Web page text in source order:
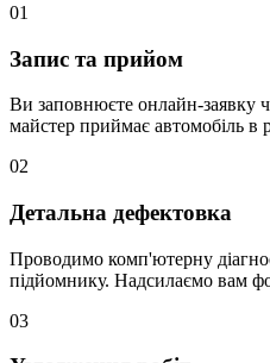
01
Запис та прийом
Ви заповнюєте онлайн-заявку
майстер приймає автомобіль в
02
Детальна дефектовка
Проводимо комп'ютерну
підйомнику. Надсилаємо вам
03